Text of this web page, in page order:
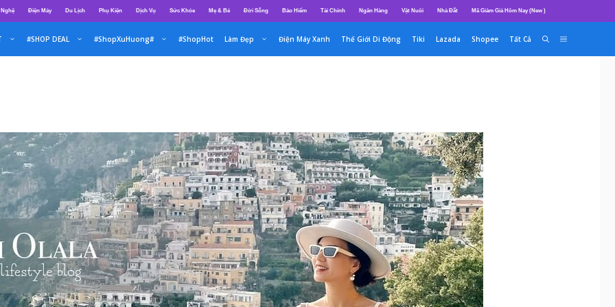
Điện Máy Du Lịch Phụ Kiện Dịch Vụ Sức Khỏe Mẹ & Bé Đời Sống Bảo Hiểm Tài Chính Ngân Hàng Vật Nuôi Nhà Đất Mã Giảm Giá Hôm Nay (New )
#SHOP DEAL #ShopXuHuong# #ShopHot Làm Đẹp Điện Máy Xanh Thế Giới Di Động Tiki Lazada Shopee Tất Cả